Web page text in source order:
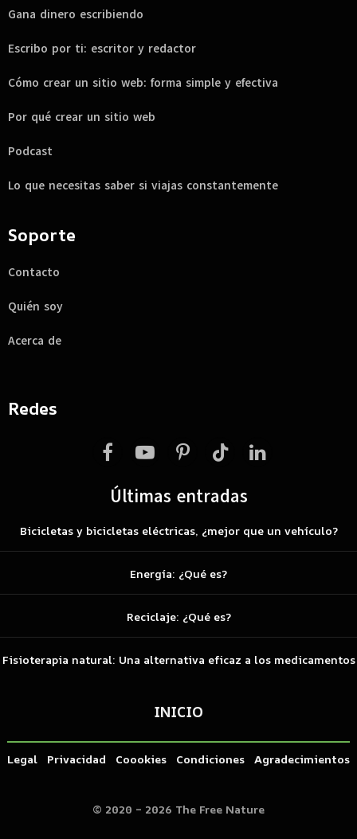
Gana dinero escribiendo
Escribo por ti: escritor y redactor
Cómo crear un sitio web: forma simple y efectiva
Por qué crear un sitio web
Podcast
Lo que necesitas saber si viajas constantemente
Soporte
Contacto
Quién soy
Acerca de
Redes
FacebookYouTubePinterestTikTok LinkedIn
Últimas entradas
Bicicletas y bicicletas eléctricas, ¿mejor que un vehículo?
Energía: ¿Qué es?
Reciclaje: ¿Qué es?
Fisioterapia natural: Una alternativa eficaz a los medicamentos
INICIO
Legal Privacidad Coookies Condiciones Agradecimientos
© 2020 – 2026 The Free Nature